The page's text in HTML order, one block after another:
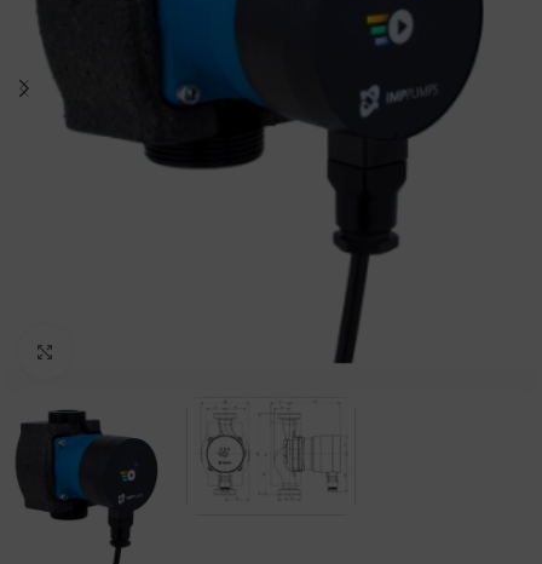
Spustelėkite, norėdami padidinti